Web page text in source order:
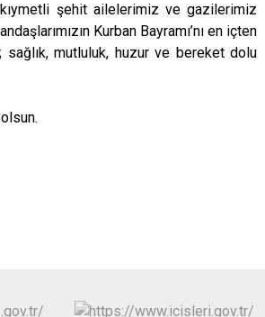
şehit ailelerimiz ve gazilerimiz
Kurban Bayramı’nı en içten
mutluluk, huzur ve bereket dolu